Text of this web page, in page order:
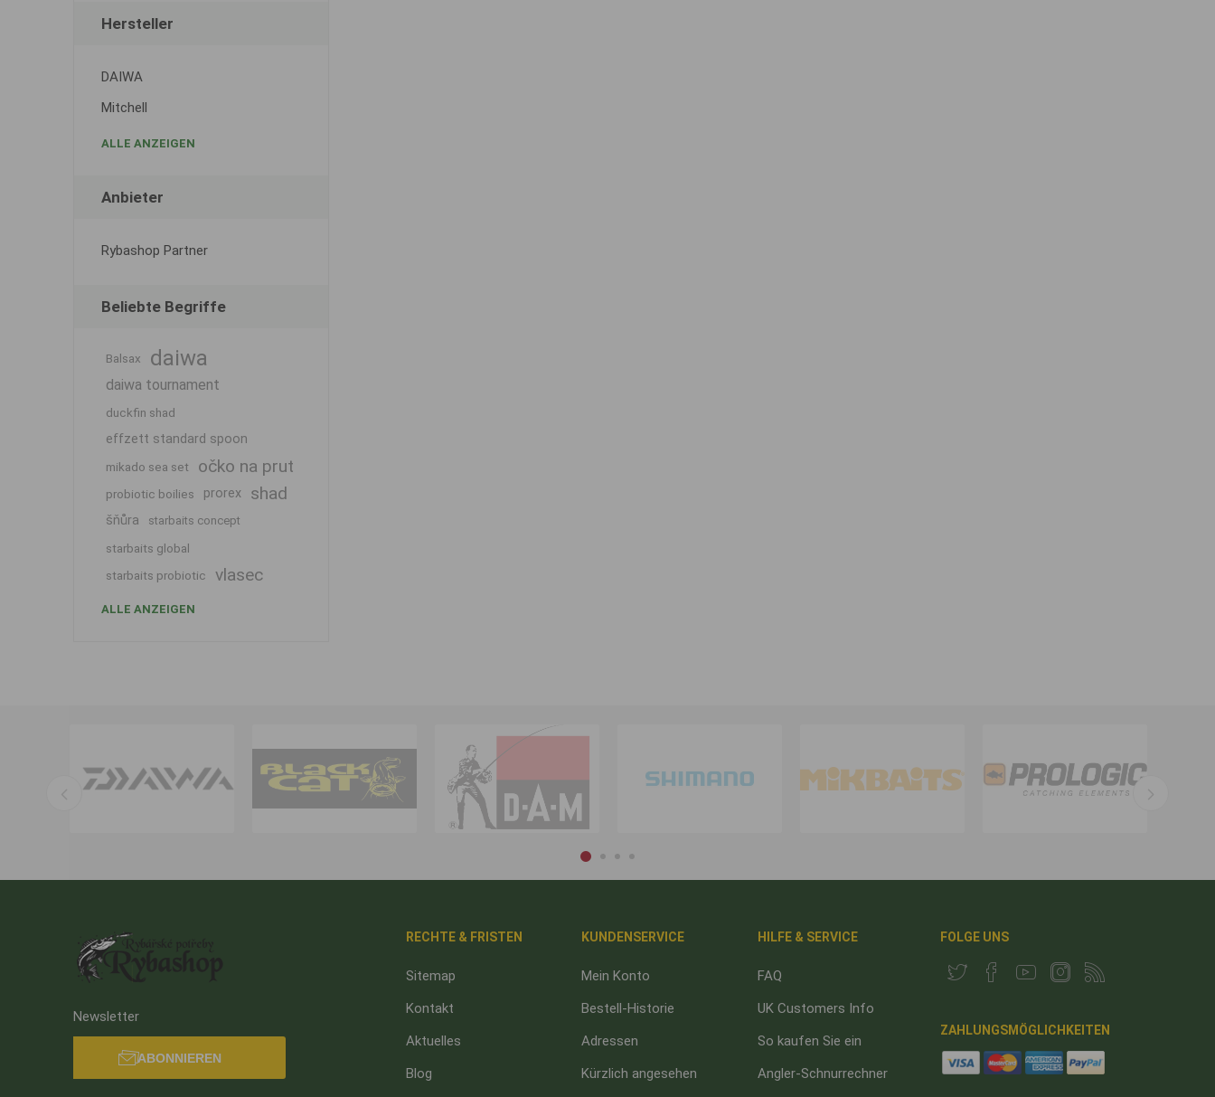
Hersteller
DAIWA
Mitchell
ALLE ANZEIGEN
Anbieter
Rybashop Partner
Beliebte Begriffe
Balsax daiwa
daiwa tournament
duckfin shad
effzett standard spoon
mikado sea set očko na prut
probiotic boilies prorex shad
šňůra starbaits concept
starbaits global
starbaits probiotic
vlasec
ALLE ANZEIGEN
Newsletter
ABONNIEREN
RECHTE & FRISTEN
Sitemap
Kontakt
Aktuelles
Blog
KUNDENSERVICE
Mein Konto
Bestell-Historie
Adressen
Kürzlich angesehen
HILFE & SERVICE
FAQ
UK Customers Info
So kaufen Sie ein
Angler-Schnurrechner
FOLGE UNS
ZAHLUNGSMÖGLICHKEITEN